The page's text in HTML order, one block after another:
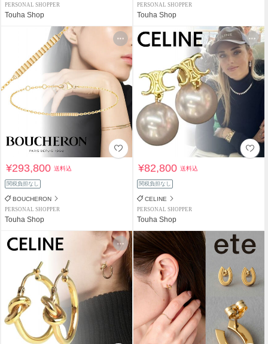
PERSONAL SHOPPER
Touha Shop
PERSONAL SHOPPER
Touha Shop
¥293,800送料込
関税負担なし
BOUCHERON
PERSONAL SHOPPER
Touha Shop
¥82,800送料込
関税負担なし
CELINE
PERSONAL SHOPPER
Touha Shop